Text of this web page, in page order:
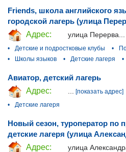
Friends, школа английского
городской лагерь (улица
Адрес:
улица Перерва...
•
Детские и подростковые клубы •
•
Школы языков • Детские лагеря •
Авиатор, детский лагерь
Адрес:
[показать адрес]
•
Детские лагеря
Новый сезон, туроператор по
детские лагеря (улица
Адрес:
улица